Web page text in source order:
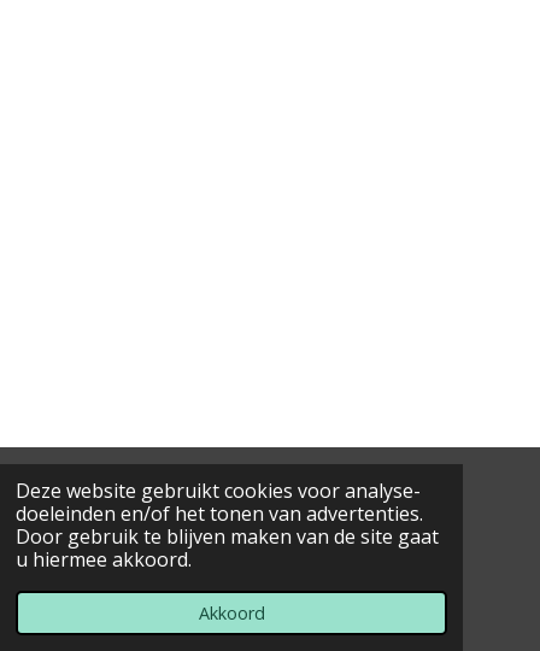
Deze website gebruikt cookies voor analyse-
doeleinden en/of het tonen van advertenties.
Door gebruik te blijven maken van de site gaat
u hiermee akkoord.
Akkoord
ALGEMENE VOORWAARDEN
Gaversesteenweg 907, 9820 Melsen